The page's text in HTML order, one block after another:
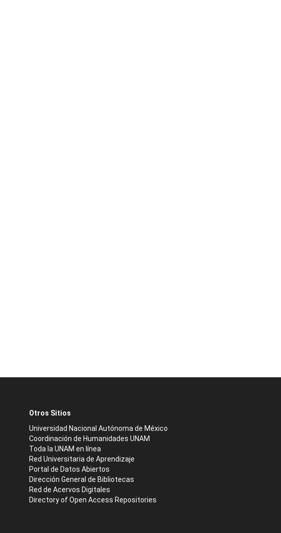
Otros Sitios
Universidad Nacional Autónoma de México
Coordinación de Humanidades UNAM
Toda la UNAM en línea
Red Universitaria de Aprendizaje
Portal de Datos Abiertos
Dirección General de Bibliotecas
Red de Acervos Digitales
Directory of Open Access Repositories